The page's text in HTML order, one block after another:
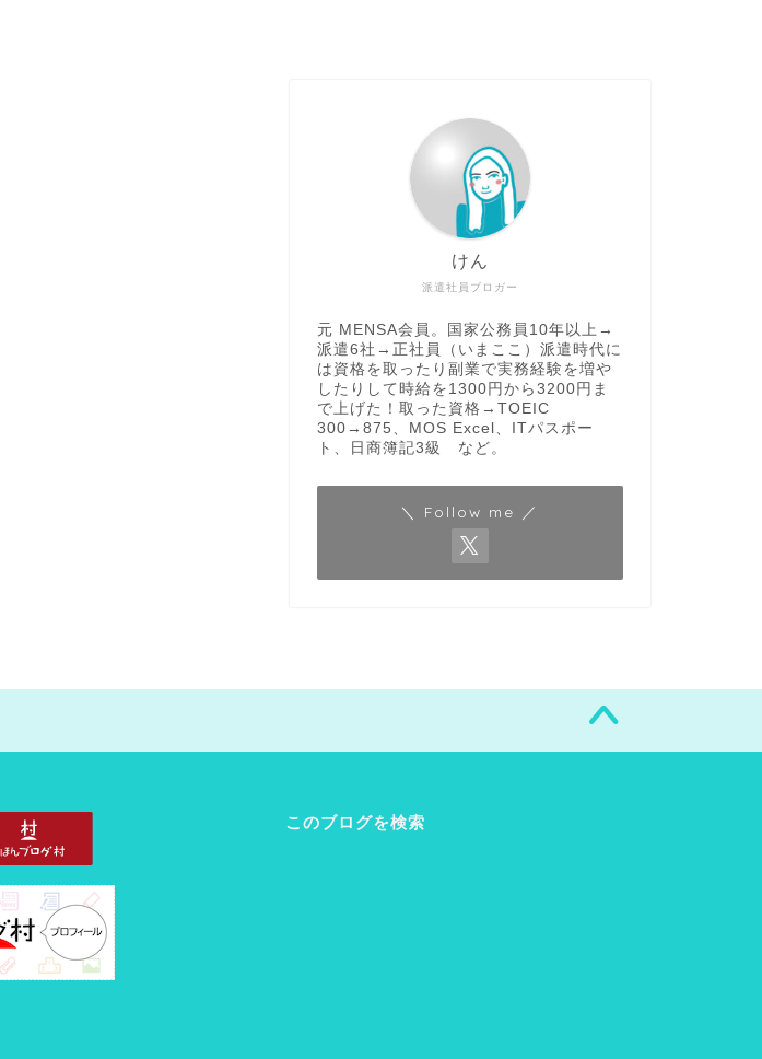
派遣社員ブロガー
けん
元 MENSA会員。国家公務員10年以上→
派遣6社→正社員（いまここ）派遣時代に
は資格を取ったり副業で実務経験を増や
したりして時給を1300円から3200円ま
で上げた！取った資格→TOEIC
300→875、MOS Excel、ITパスポー
ト、日商簿記3級 など。
＼ Follow me ／
このブログを検索